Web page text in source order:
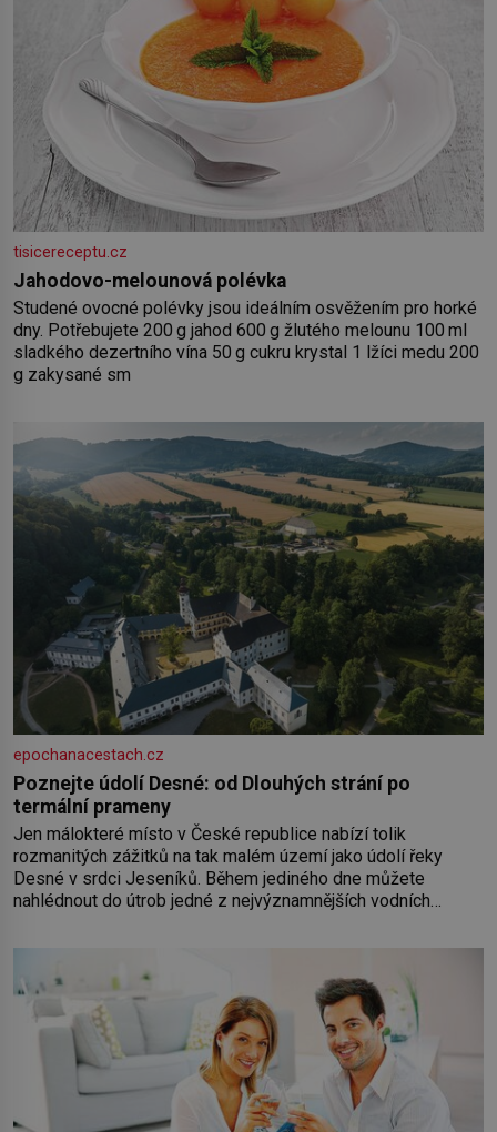
tisicereceptu.cz
Jahodovo-melounová polévka
Studené ovocné polévky jsou ideálním osvěžením pro horké
dny. Potřebujete 200 g jahod 600 g žlutého melounu 100 ml
sladkého dezertního vína 50 g cukru krystal 1 lžíci medu 200
g zakysané sm
epochanacestach.cz
Poznejte údolí Desné: od Dlouhých strání po
termální prameny
Jen málokteré místo v České republice nabízí tolik
rozmanitých zážitků na tak malém území jako údolí řeky
Desné v srdci Jeseníků. Během jediného dne můžete
nahlédnout do útrob jedné z nejvýznamnějších vodních
koloběžce a den zakončit poznáváním památek ve Velkých